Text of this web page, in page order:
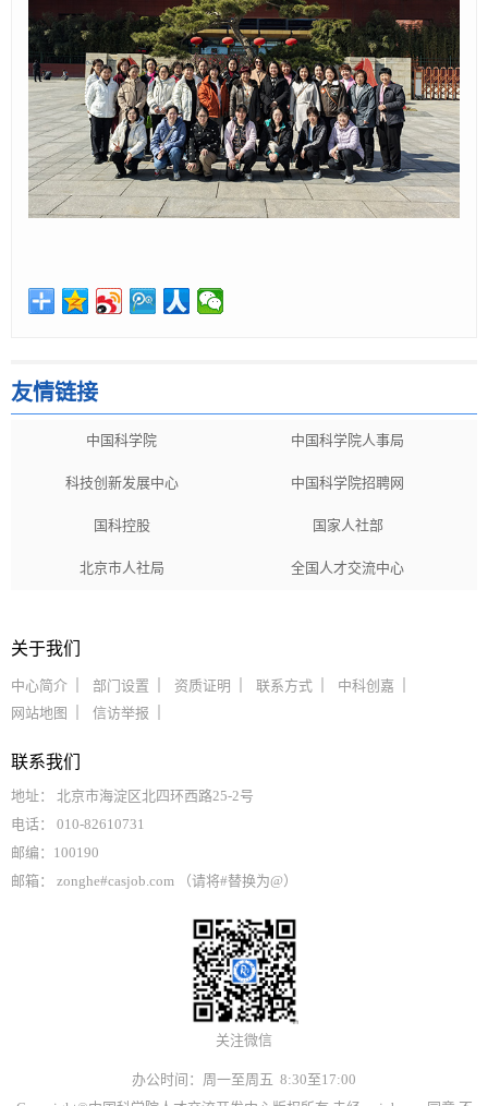
友情链接
中国科学院 中国科学院人事局
科技创新发展中心 中国科学院招聘网
国科控股 国家人社部
北京市人社局 全国人才交流中心
关于我们
中心简介 部门设置 资质证明 联系方式
中科创嘉
网站地图
信访举报
联系我们
地址： 北京市海淀区北四环西路25-2号
电话： 010-82610731
邮编：100190
邮箱： zonghe#casjob.com （请将#替换为@）
关注微信
办公时间：周一至周五 8:30至17:00